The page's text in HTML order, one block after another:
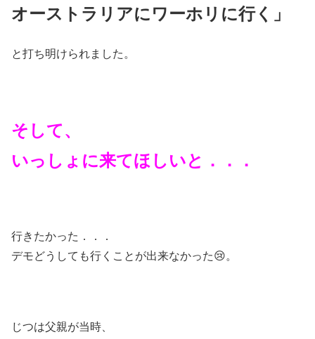
オーストラリアにワーホリに行く」
と打ち明けられました。
そして、
いっしょに来てほしいと．．．
行きたかった．．．
デモどうしても行くことが出来なかった😢。
じつは父親が当時、